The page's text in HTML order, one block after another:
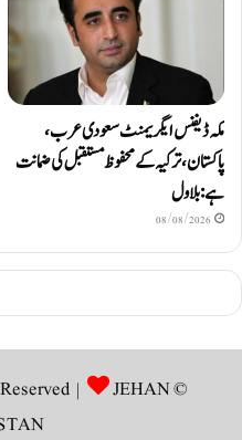
مکہ ڈیفنس ایگریمنٹ سعودی عرب،
پاکستان، ترکیہ کے محفوظ مستقبل کی ضمانت
ہے: بلاول
08/08/2026
© Copyright 2026, All Rights Reserved |
JEHAN